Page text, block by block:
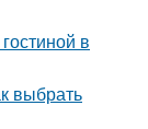
в
выбрать